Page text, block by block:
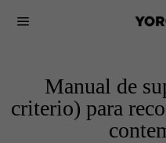
Manual de
criterio) para